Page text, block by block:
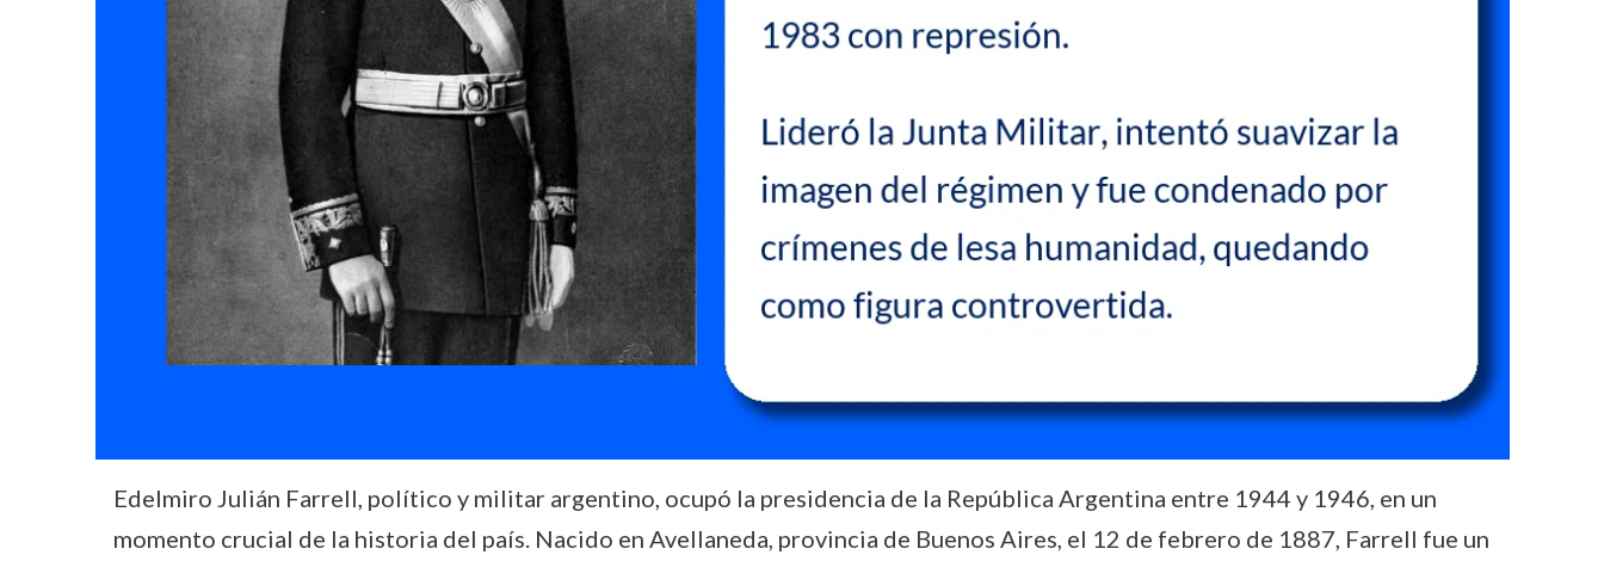
Edelmiro Julián Farrell, político y militar argentino, ocupó la presidencia de la República Argentina entre 1944 y 1946, en un
momento crucial de la historia del país. Nacido en Avellaneda, provincia de Buenos Aires, el 12 de febrero de 1887, Farrell fue un